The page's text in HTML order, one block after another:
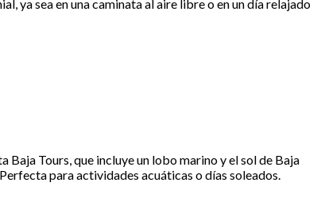
ya sea en una caminata al aire libre o en un día relajado
Tours, que incluye un lobo marino y el sol de Baja
para actividades acuáticas o días soleados.